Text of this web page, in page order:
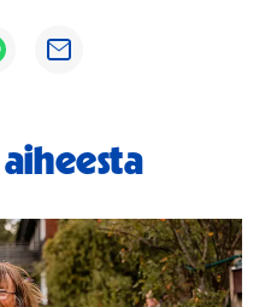
ikkunaan
uuteen ikkunaan
Avautuu uuteen ikkunaan